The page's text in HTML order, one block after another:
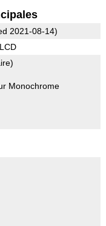
2021-08-14)
Monochrome